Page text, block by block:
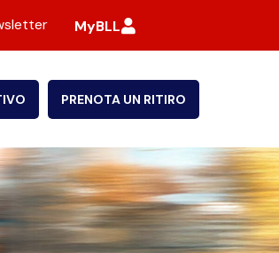
MyBLL
PRENOTA UN RITIRO